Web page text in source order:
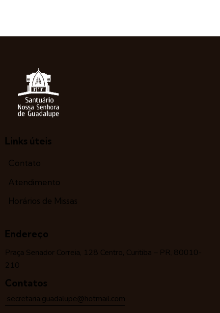
Links úteis
Contato
Atendimento
Horários de Missas
Endereço
Praça Senador Correia, 128 Centro, Curitiba – PR, 80010-
210
Contatos
secretaria.guadalupe@hotmail.com